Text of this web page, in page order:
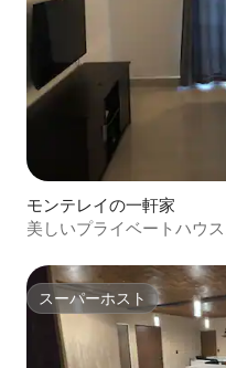
モンテレイの一軒家
美しいプライベートハウス
スーパーホスト
スーパーホスト